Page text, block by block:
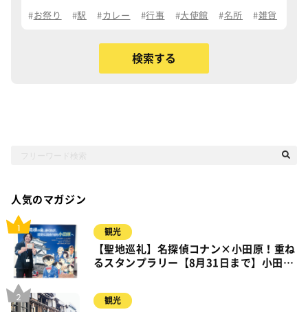
お祭り 駅 カレー 行事 大使館 名所 雑貨
人気のマガジン
観光
【聖地巡礼】名探偵コナン×小田原！重ね
るスタンプラリー【8月31日まで】小田
観光